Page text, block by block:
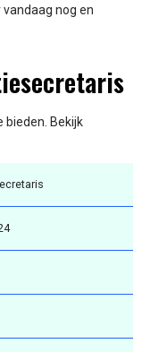
nog en
bieden. Bekijk